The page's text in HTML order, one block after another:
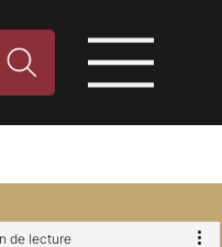
de lecture